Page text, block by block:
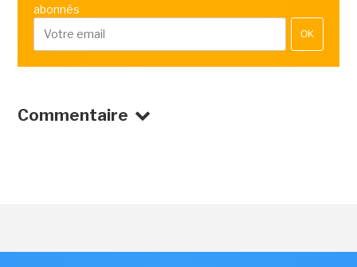
abonnés
OK
Commentaire